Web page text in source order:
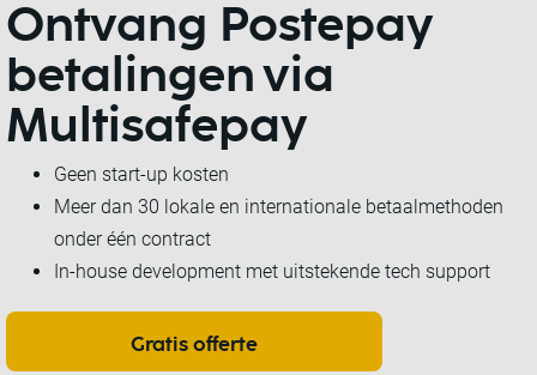
Ontvang Postepay
betalingen via
Multisafepay
Geen start-up kosten
Meer dan 30 lokale en internationale betaalmethoden
onder één contract
In-house development met uitstekende tech support
Gratis offerte